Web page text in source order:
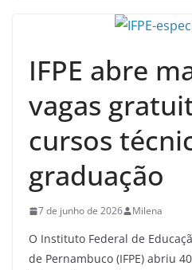
IFPE abre
vagas
cursos
graduação
7 de junho de 2026 Milena
O Instituto Federal de
de Pernambuco (IFPE) abriu